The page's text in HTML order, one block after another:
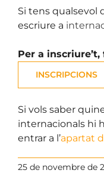
Si tens qualsevol
escriure a
Per a
INSCRIPCIONS
Si vols saber
internacionals hi
entrar a l’apartat
25 de novembre de